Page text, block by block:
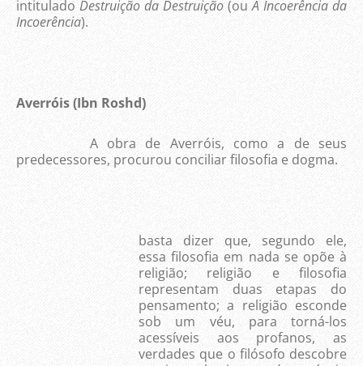
intitulado Destruição da Destruição (ouA Incoerência da
Incoerência).
Averróis (Ibn Roshd)
A obra de Averróis, como a de seus
predecessores, procurou conciliar filosofia e dogma.
basta dizer que, segundo ele,
essa filosofia em nada se opõe à
religião; religião e filosofia
representam duas etapas do
pensamento; a religião esconde
sob um véu, para torná-los
acessíveis aos profanos, as
verdades que o filósofo descobre